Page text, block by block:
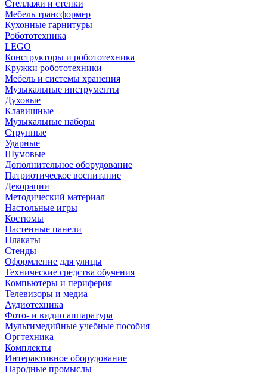
Стеллажи и стенки
Мебель трансформер
Кухонные гарнитуры
Робототехника
LEGO
Конструкторы и робототехника
Кружки робототехники
Мебель и системы хранения
Музыкальные инструменты
Духовые
Клавишные
Музыкальные наборы
Струнные
Ударные
Шумовые
Дополнительное оборудование
Патриотическое воспитание
Декорации
Методический материал
Настольные игры
Костюмы
Настенные панели
Плакаты
Стенды
Оформление для улицы
Технические средства обучения
Компьютеры и периферия
Телевизоры и медиа
Аудиотехника
Фото- и видио аппаратура
Мультимедийные учебные пособия
Оргтехника
Комплекты
Интерактивное оборудование
Народные промыслы